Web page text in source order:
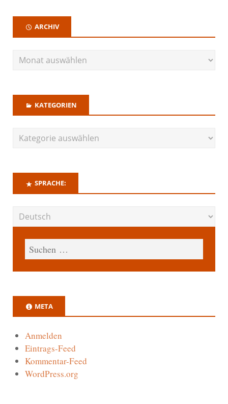
ARCHIV
KATEGORIEN
SPRACHE:
META
Anmelden
Eintrags-Feed
Kommentar-Feed
WordPress.org